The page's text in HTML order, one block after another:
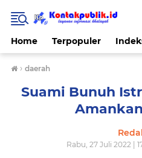
Home Terpopuler
› daerah
Suami Bunuh
Rabu, 27 Juli 2022 |